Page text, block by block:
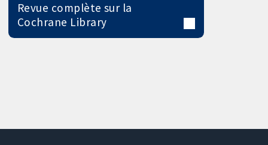
Revue complète sur la
Cochrane Library